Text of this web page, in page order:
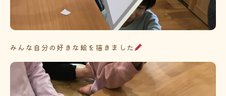
みんな自分の好きな絵を描きました